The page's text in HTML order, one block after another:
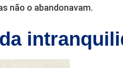
não o abandonavam.